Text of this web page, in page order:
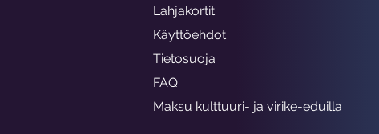
Lahjakortit
Käyttöehdot
Tietosuoja
FAQ
Maksu kulttuuri- ja virike-eduilla